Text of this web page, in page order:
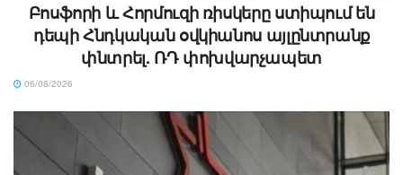
Բոսֆորի և Հորմուզի ռիսկերը ստիպում են
դեպի Հնդկական օվկիանոս այլընտրանք
փնտրել. ՌԴ փոխվարչապետ
06/08/2026